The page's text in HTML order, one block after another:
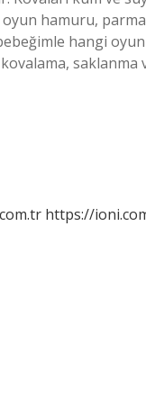
oyun hamuru,
hangi
saklanma
https://